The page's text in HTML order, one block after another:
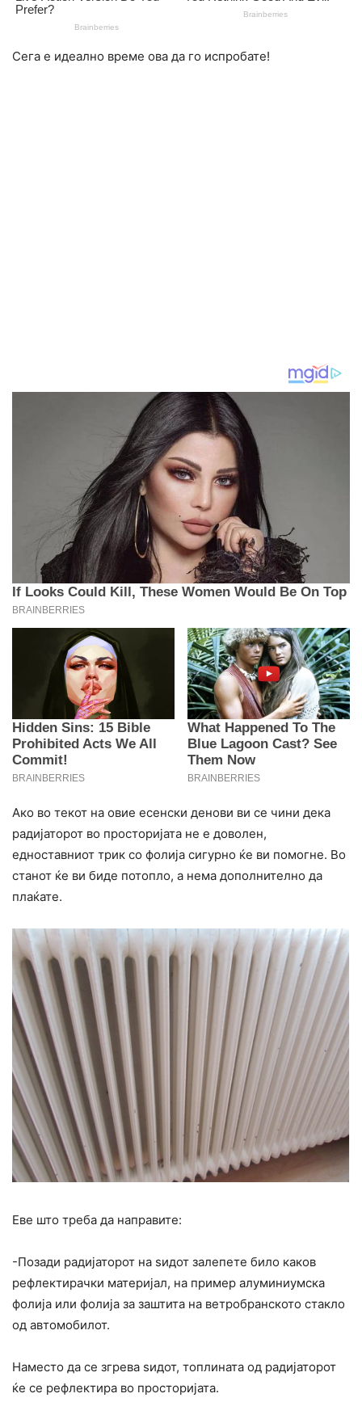
Сега е идеално време ова да го испробате!
Ако во текот на овие есенски денови ви се чини дека
радијаторот во просторијата не е доволен,
едноставниот трик со фолија сигурно ќе ви помогне. Во
станот ќе ви биде потопло, а нема дополнително да
плаќате.
Еве што треба да направите:
-Позади радијаторот на ѕидот залепете било каков
рефлектирачки материјал, на пример алуминиумска
фолија или фолија за заштита на ветробранското стакло
од автомобилот.
Наместо да се згрева ѕидот, топлината од радијаторот
ќе се рефлектира во просторијата.